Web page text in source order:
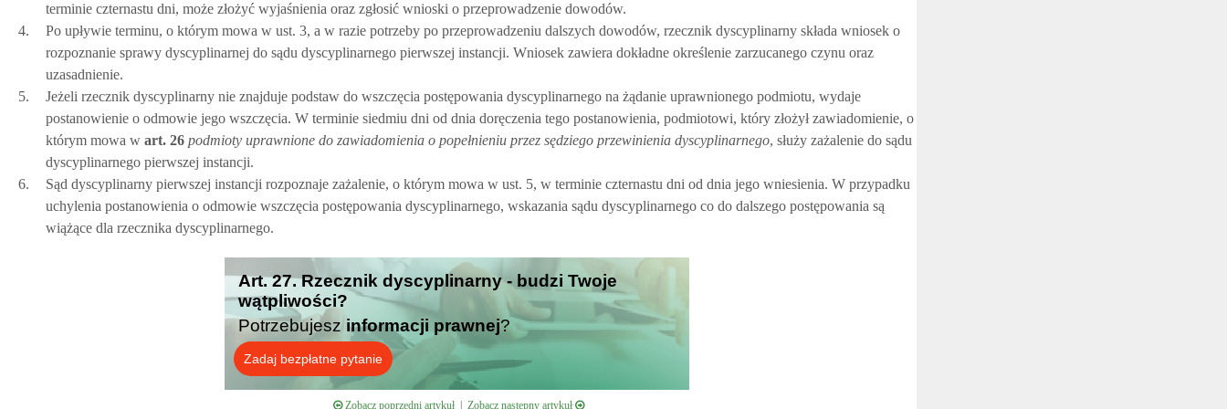
terminie czternastu dni, może złożyć wyjaśnienia oraz zgłosić wnioski o przeprowadzenie dowodów.
4.
Po upływie terminu, o którym mowa w ust. 3, a w razie potrzeby po przeprowadzeniu dalszych dowodów, rzecznik dyscyplinarny składa wniosek o
rozpoznanie sprawy dyscyplinarnej do sądu dyscyplinarnego pierwszej instancji. Wniosek zawiera dokładne określenie zarzucanego czynu oraz
uzasadnienie.
5.
Jeżeli rzecznik dyscyplinarny nie znajduje podstaw do wszczęcia postępowania dyscyplinarnego na żądanie uprawnionego podmiotu, wydaje
postanowienie o odmowie jego wszczęcia. W terminie siedmiu dni od dnia doręczenia tego postanowienia, podmiotowi, który złożył zawiadomienie, o
którym mowa w art. 26 podmioty uprawnione do zawiadomienia o popełnieniu przez sędziego przewinienia dyscyplinarnego, służy zażalenie do sądu
dyscyplinarnego pierwszej instancji.
6.
Sąd dyscyplinarny pierwszej instancji rozpoznaje zażalenie, o którym mowa w ust. 5, w terminie czternastu dni od dnia jego wniesienia. W przypadku
uchylenia postanowienia o odmowie wszczęcia postępowania dyscyplinarnego, wskazania sądu dyscyplinarnego co do dalszego postępowania są
wiążące dla rzecznika dyscyplinarnego.
Art. 27. Rzecznik dyscyplinarny - budzi Twoje
wątpliwości?
Potrzebujesz informacji prawnej?
Zadaj bezpłatne pytanie
Zobacz poprzedni artykuł| Zobacz następny artykuł